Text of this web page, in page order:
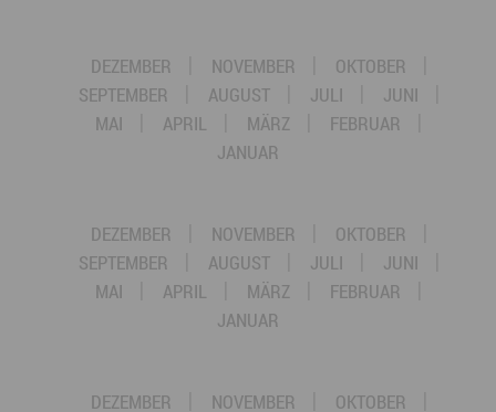
DEZEMBER NOVEMBER
OKTOBER
SEPTEMBER
AUGUST JULI
JUNI
MAI
APRIL MÄRZ
FEBRUAR
JANUAR
DEZEMBER NOVEMBER
OKTOBER
SEPTEMBER
AUGUST JULI
JUNI
MAI
APRIL MÄRZ
FEBRUAR
JANUAR
DEZEMBER NOVEMBER OKTOBER